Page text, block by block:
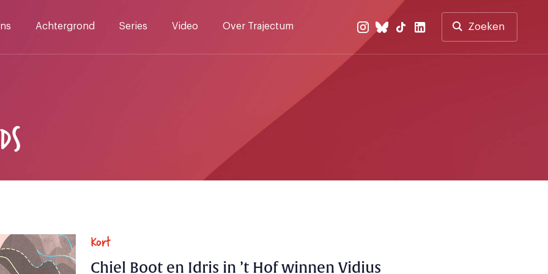
Achtergrond Series Video Over Trajectum Zoeken
Kort
Chiel Boot en Idris in ’t Hof winnen Vidius